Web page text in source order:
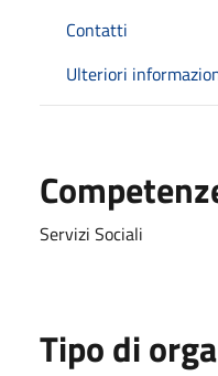
Contatti
Ulteriori
Servizi Sociali
Tipo di